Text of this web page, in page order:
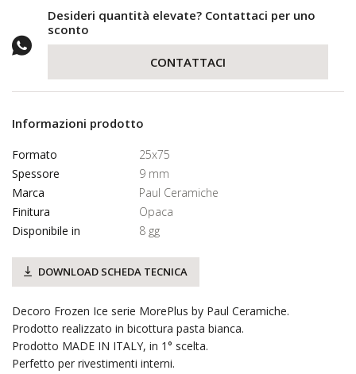
Desideri quantità elevate? Contattaci per uno
sconto
CONTATTACI
Informazioni prodotto
Formato
25x75
Spessore
9 mm
Marca
Paul Ceramiche
Finitura
Opaca
Disponibile in
8 gg
DOWNLOAD SCHEDA TECNICA
Decoro Frozen Ice serie MorePlus by Paul Ceramiche.
Prodotto realizzato in bicottura pasta bianca.
Prodotto MADE IN ITALY, in 1° scelta.
Perfetto per rivestimenti interni.